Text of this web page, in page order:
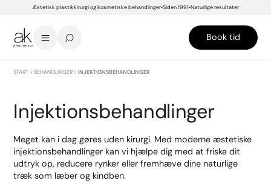
Æstetisk plastikkirurgi og kosmetiske behandlinger Siden 1991 Naturlige resultater
Book tid
START >BEHANDLINGER >INJEKTIONSBEHANDLINGER
Injektionsbehandlinger
Meget kan i dag gøres uden kirurgi. Med moderne æstetiske
injektionsbehandlinger kan vi hjælpe dig med at friske dit
udtryk op, reducere rynker eller fremhæve dine naturlige
træk som læber og kindben.